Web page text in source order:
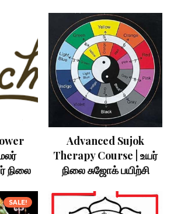
நிலை
Advanced Sujok
Therapy Course | உயர்
நிலை சுஜோக் பயிற்சி
SALE!